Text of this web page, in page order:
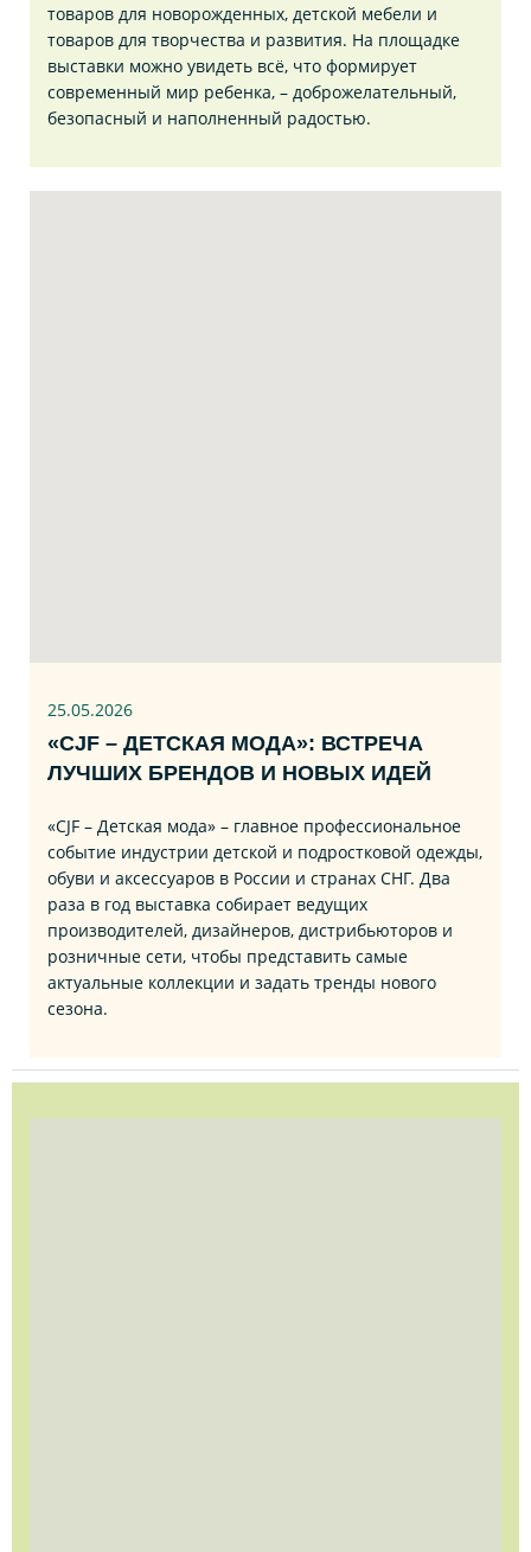
товаров для новорожденных, детской мебели и
товаров для творчества и развития. На площадке
выставки можно увидеть всё, что формирует
современный мир ребенка, – доброжелательный,
безопасный и наполненный радостью.
25.05.2026
«CJF – ДЕТСКАЯ МОДА»: ВСТРЕЧА
ЛУЧШИХ БРЕНДОВ И НОВЫХ ИДЕЙ
«CJF – Детская мода» – главное профессиональное
событие индустрии детской и подростковой одежды,
обуви и аксессуаров в России и странах СНГ. Два
раза в год выставка собирает ведущих
производителей, дизайнеров, дистрибьюторов и
розничные сети, чтобы представить самые
актуальные коллекции и задать тренды нового
сезона.